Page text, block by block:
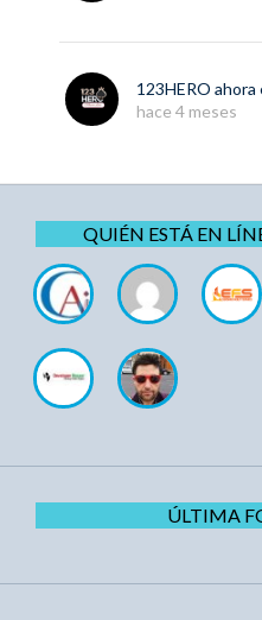
123HERO ahora
hace 4 meses
QUIÉN ESTÁ EN
ÚLTIMA